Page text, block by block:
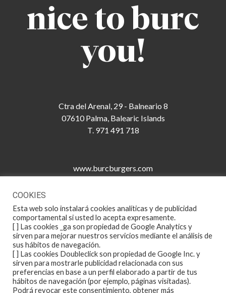
nice to burc
you!
Ctra del Arenal, 29 - Balneario 8
07610 Palma, Balearic Islands
T. 971 491 718
www.burcburgers.com
Aviso legal
Política de privacidad
Política de cookies
COOKIES
Esta web solo instalará cookies analíticas y de publicidad
comportamental si usted lo acepta expresamente.
[ ] Las cookies _ga son propiedad de Google Analytics y
sirven para mejorar nuestros servicios mediante el análisis de
sus hábitos de navegación.
[ ] Las cookies Doubleclick son propiedad de Google Inc. y
sirven para mostrarle publicidad relacionada con sus
preferencias en base a un perfil elaborado a partir de tus
hábitos de navegación (por ejemplo, páginas visitadas).
Podrá revocar este consentimiento, obtener más